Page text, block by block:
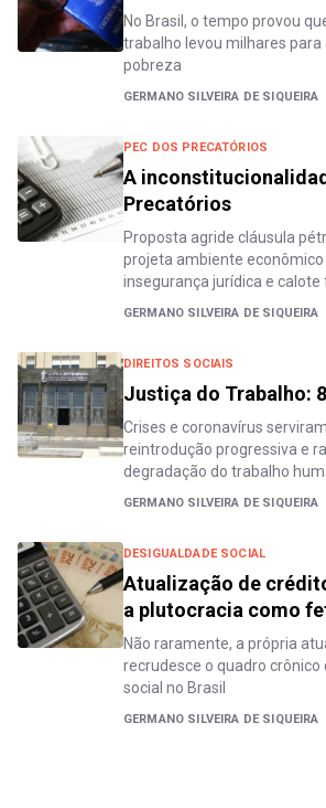
No Brasil, o tempo provou
trabalho levou milhares para
pobreza
GERMANO SILVEIRA DE SIQUEIRA
PEC DOS PRECATÓRIOS
A
Precatórios
Proposta agride cláusula
projeta ambiente econômico
insegurança jurídica e calote
GERMANO SILVEIRA DE SIQUEIRA
DIREITOS SOCIAIS
Justiça do Trabalho:
Crises e coronavírus
reintrodução progressiva e
degradação do trabalho
GERMANO SILVEIRA DE SIQUEIRA
DESIGUALDADE SOCIAL
Atualização de
a plutocracia como
Não raramente, a própria
recrudesce o quadro crônico
social no Brasil
GERMANO SILVEIRA DE SIQUEIRA